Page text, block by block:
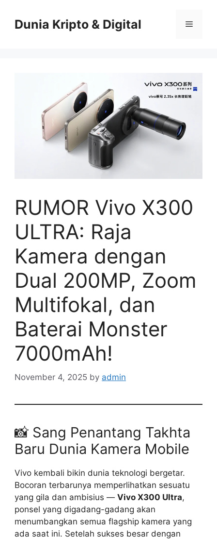
contentDunia Kripto & Digital Menu
RUMOR Vivo X300
ULTRA: Raja
Kamera dengan
Dual 200MP, Zoom
Multifokal, dan
Baterai Monster
7000mAh!
November 4, 2025 by admin
📸 Sang Penantang Takhta
Baru Dunia Kamera Mobile
Vivo kembali bikin dunia teknologi bergetar.
Bocoran terbarunya memperlihatkan sesuatu
yang gila dan ambisius — Vivo X300 Ultra,
ponsel yang digadang-gadang akan
menumbangkan semua flagship kamera yang
ada saat ini. Setelah sukses besar dengan